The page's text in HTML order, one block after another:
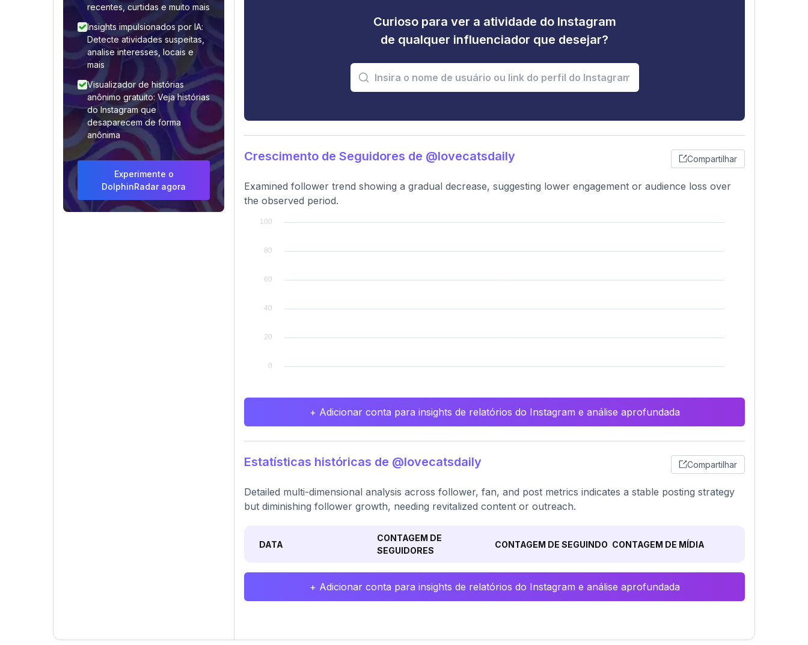
recentes, curtidas e muito mais
Insights impulsionados por IA:
Detecte atividades suspeitas,
analise interesses, locais e
mais
Visualizador de histórias
anônimo gratuito: Veja histórias
do Instagram que
desaparecem de forma
anônima
Experimente o
DolphinRadar agora
Curioso para ver a atividade do Instagram
de qualquer influenciador que desejar?
Crescimento de Seguidores de @lovecatsdaily Compartilhar
Examined follower trend showing a gradual decrease, suggesting lower engagement or audience loss over
the observed period.
+ Adicionar conta para insights de relatórios do Instagram e análise aprofundada
Estatísticas históricas de @lovecatsdaily Compartilhar
Detailed multi-dimensional analysis across follower, fan, and post metrics indicates a stable posting strategy
but diminishing follower growth, needing revitalized content or outreach.
DATA
CONTAGEM DE
SEGUIDORES
CONTAGEM DE SEGUINDO CONTAGEM DE MÍDIA
+ Adicionar conta para insights de relatórios do Instagram e análise aprofundada